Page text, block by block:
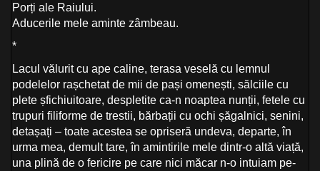
Porți ale Raiului.
Aducerile mele aminte zâmbeau.
*
Lacul vălurit cu ape caline, terasa veselă cu lemnul
podelelor rașchetat de mii de pași omenești, sălciile cu
plete șfichiuitoare, despletite ca-n noaptea nunții, fetele cu
trupuri filiforme de trestii, bărbații cu ochi șăgalnici, senini,
detașați – toate acestea se opriseră undeva, departe, în
urma mea, demult tare, în amintirile mele dintr-o altă viață,
una plină de o fericire pe care nici măcar n-o intuiam pe-